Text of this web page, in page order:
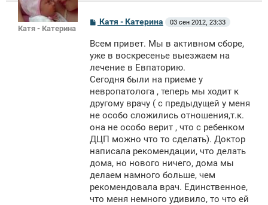
Катя - Катерина
С
б
щ
н
и
Катя - Катерина 03 сен 2012, 23:33
Всем привет. Мы в активном сборе,
уже в воскресенье выезжаем на
лечение в Евпаторию.
Сегодня были на приеме у
невропатолога , теперь мы ходит к
другому врачу ( с предыдущей у меня
не особо сложились отношения,т.к.
она не особо верит , что с ребенком
ДЦП можно что то сделать). Доктор
написала рекомендации, что делать
дома, но нового ничего, дома мы
делаем намного больше, чем
рекомендовала врач. Единственное,
что меня немного удивило, то что ей